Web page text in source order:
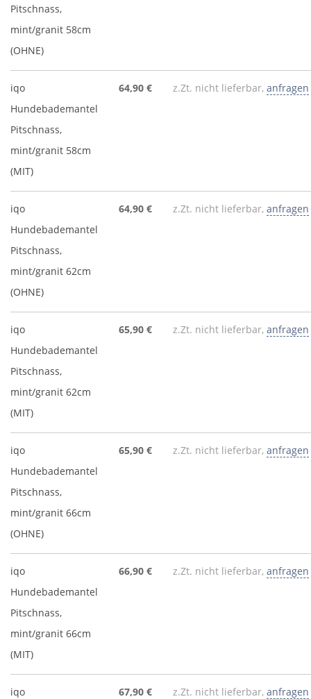
Pitschnass,
mint/granit 58cm
(OHNE)
iqo
Hundebademantel
Pitschnass,
mint/granit 58cm
(MIT)
64,90 € z.Zt. nicht lieferbar, anfragen
iqo
Hundebademantel
Pitschnass,
mint/granit 62cm
(OHNE)
64,90 € z.Zt. nicht lieferbar, anfragen
iqo
Hundebademantel
Pitschnass,
mint/granit 62cm
(MIT)
65,90 € z.Zt. nicht lieferbar, anfragen
iqo
Hundebademantel
Pitschnass,
mint/granit 66cm
(OHNE)
65,90 € z.Zt. nicht lieferbar, anfragen
iqo
Hundebademantel
Pitschnass,
mint/granit 66cm
(MIT)
66,90 € z.Zt. nicht lieferbar, anfragen
iqo
67,90 € z.Zt. nicht lieferbar, anfragen